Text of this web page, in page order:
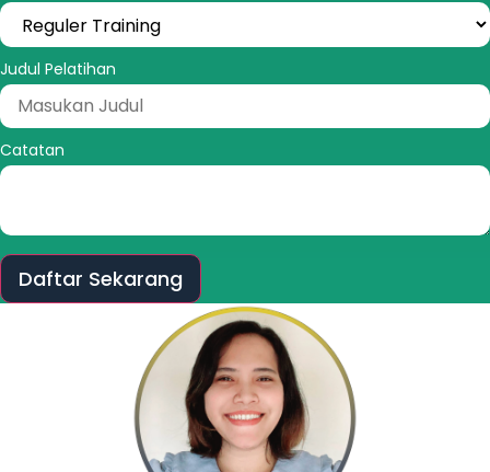
Judul Pelatihan
Catatan
Daftar Sekarang